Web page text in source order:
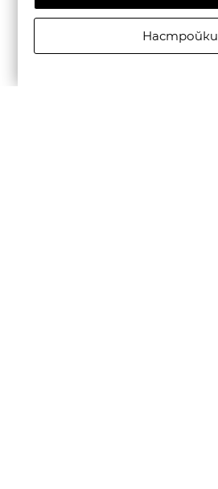
Настройки